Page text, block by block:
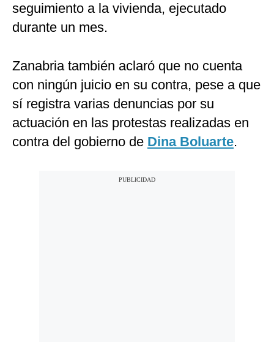
seguimiento a la vivienda, ejecutado
durante un mes.
Zanabria también aclaró que no cuenta
con ningún juicio en su contra, pese a que
sí registra varias denuncias por su
actuación en las protestas realizadas en
contra del gobierno de Dina Boluarte.